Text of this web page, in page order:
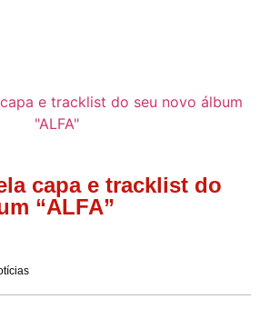
capa e tracklist do
“ALFA”